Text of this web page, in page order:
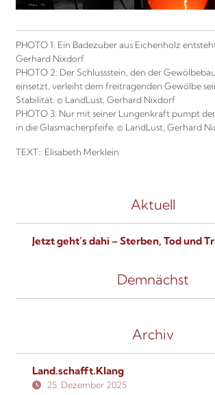
PHOTO 1: Ein Badezuber aus Eichenholz
Gerhard Nixdorf
PHOTO 2: Der Schlussstein, den der
einsetzt, verleiht dem freitragenden Gewölbe
Stabilität. © LandLust, Gerhard Nixdorf
PHOTO 3: Nur mit seiner Lungenkraft pumpt
in die Glasmacherpfeife. © LandLust, Gerhard
TEXT:: Elisabeth Merklein
Aktuell
Jetzt geht’s dahi – Sterben, Tod und
Demnächst
Archiv
Land.schafft.Klang
25. Dezember 2025